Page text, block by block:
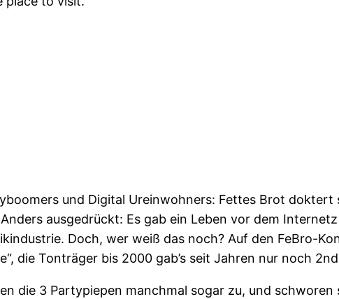
und Digital Ureinwohners: Fettes Brot
ausgedrückt: Es gab ein Leben vor dem
Doch, wer weiß das noch? Auf den FeBro-
die Tonträger bis 2000 gab’s seit Jahren nur noch
die 3 Partypiepen manchmal sogar zu, und